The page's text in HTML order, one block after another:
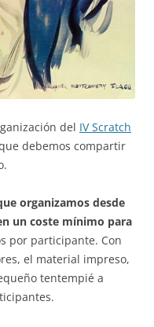
del IV Scratch
debemos compartir
organizamos desde
un coste mínimo para
por participante. Con
el material impreso,
tentempié a